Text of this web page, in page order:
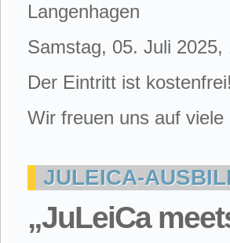
Langenhagen
Samstag, 05. Juli
Der Eintritt ist kostenfrei!
Wir freuen uns auf viele
JULEICA-
„JuLeiCa